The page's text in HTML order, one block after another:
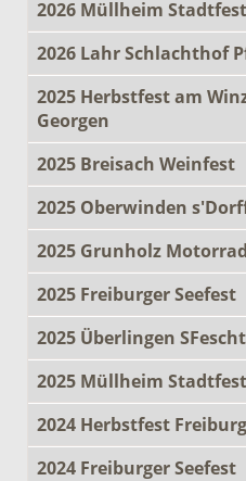
2026 Müllheim Stadtfest
2026 Lahr Schlachthof
2025 Herbstfest am
Georgen
2025 Breisach Weinfest
2025 Oberwinden
2025 Grunholz
2025 Freiburger Seefest
2025 Überlingen SFescht
2025 Müllheim Stadtfest
2024 Herbstfest
2024 Freiburger Seefest